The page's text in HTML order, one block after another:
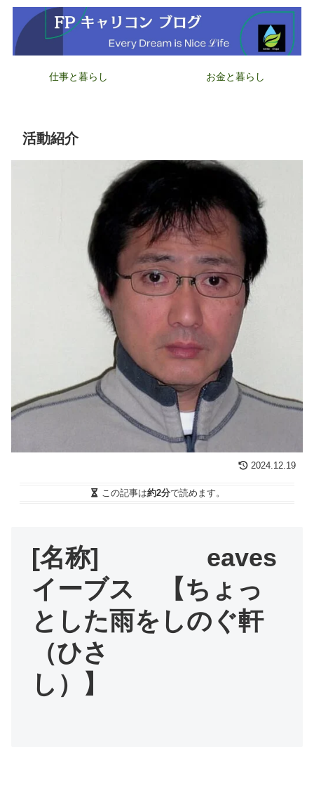
仕事と暮らし お金と暮らし
活動紹介
2024.12.19
この記事は約2分で読めます。
[名称] eaves
イーブス 【ちょっ
とした雨をしのぐ軒
（ひさ
し）】